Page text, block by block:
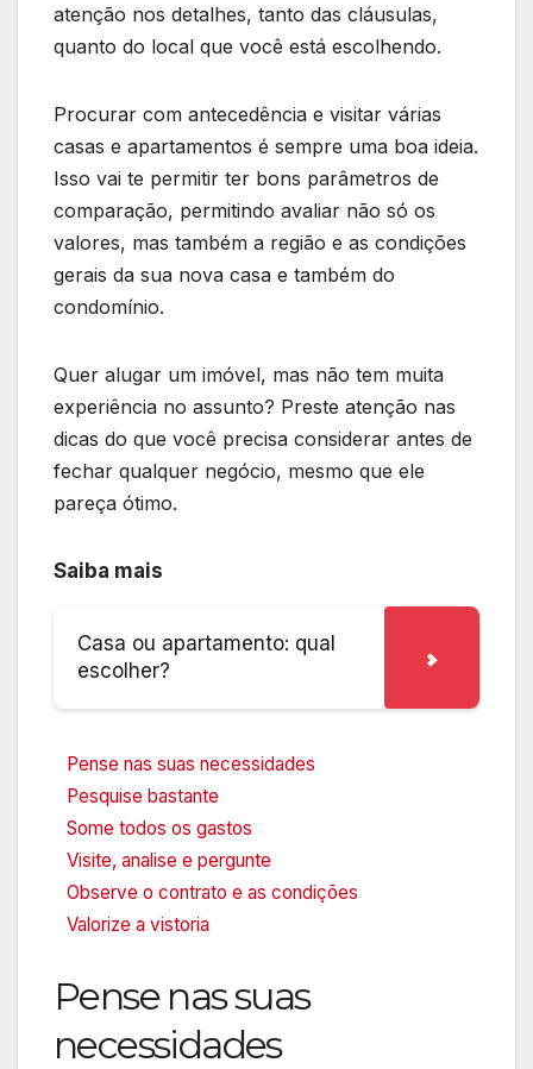
atenção nos detalhes, tanto das cláusulas,
quanto do local que você está escolhendo.
Procurar com antecedência e visitar várias
casas e apartamentos é sempre uma boa ideia.
Isso vai te permitir ter bons parâmetros de
comparação, permitindo avaliar não só os
valores, mas também a região e as condições
gerais da sua nova casa e também do
condomínio.
Quer alugar um imóvel, mas não tem muita
experiência no assunto? Preste atenção nas
dicas do que você precisa considerar antes de
fechar qualquer negócio, mesmo que ele
pareça ótimo.
Saiba mais
Casa ou apartamento: qual
escolher?
Pense nas suas necessidades
Pesquise bastante
Some todos os gastos
Visite, analise e pergunte
Observe o contrato e as condições
Valorize a vistoria
Pense nas suas
necessidades